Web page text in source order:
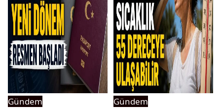
Gündem
Gündem